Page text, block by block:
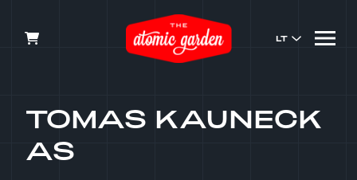
LT
TOMAS KAUNECK
AS